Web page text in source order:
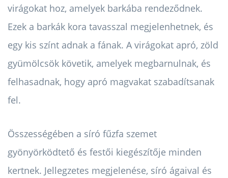
virágokat hoz, amelyek barkába rendeződnek.
Ezek a barkák kora tavasszal megjelenhetnek, és
egy kis színt adnak a fának. A virágokat apró, zöld
gyümölcsök követik, amelyek megbarnulnak, és
felhasadnak, hogy apró magvakat szabadítsanak
fel.
Összességében a síró fűzfa szemet
gyönyörködtető és festői kiegészítője minden
kertnek. Jellegzetes megjelenése, síró ágaival és